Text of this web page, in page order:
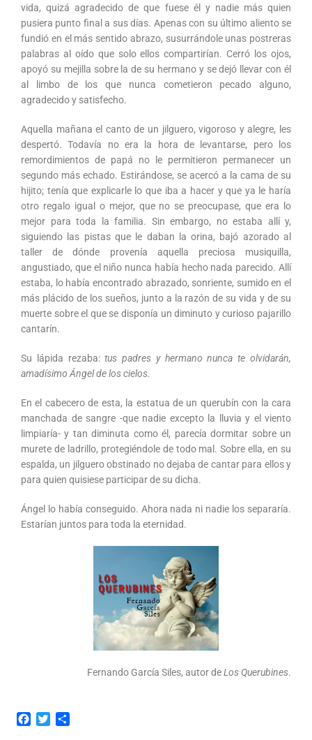
vida, quizá agradecido de que fuese él y nadie más quien
pusiera punto final a sus días. Apenas con su último aliento se
fundió en el más sentido abrazo, susurrándole unas postreras
palabras al oído que solo ellos compartirían. Cerró los ojos,
apoyó su mejilla sobre la de su hermano y se dejó llevar con él
al limbo de los que nunca cometieron pecado alguno,
agradecido y satisfecho.
Aquella mañana el canto de un jilguero, vigoroso y alegre, les
despertó. Todavía no era la hora de levantarse, pero los
remordimientos de papá no le permitieron permanecer un
segundo más echado. Estirándose, se acercó a la cama de su
hijito; tenía que explicarle lo que iba a hacer y que ya le haría
otro regalo igual o mejor, que no se preocupase, que era lo
mejor para toda la familia. Sin embargo, no estaba allí y,
siguiendo las pistas que le daban la orina, bajó azorado al
taller de dónde provenía aquella preciosa musiquilla,
angustiado, que el niño nunca había hecho nada parecido. Allí
estaba, lo había encontrado abrazado, sonriente, sumido en el
más plácido de los sueños, junto a la razón de su vida y de su
muerte sobre el que se disponía un diminuto y curioso pajarillo
cantarín.
Su lápida rezaba:tus padres y hermano nunca te olvidarán,
amadísimo Ángel de los cielos.
En el cabecero de esta, la estatua de un querubín con la cara
manchada de sangre -que nadie excepto la lluvia y el viento
limpiaría- y tan diminuta como él, parecía dormitar sobre un
murete de ladrillo, protegiéndole de todo mal. Sobre ella, en su
espalda, un jilguero obstinado no dejaba de cantar para ellos y
para quien quisiese participar de su dicha.
Ángel lo había conseguido. Ahora nada ni nadie los separaría.
Estarían juntos para toda la eternidad.
Fernando García Siles, autor deLos Querubines.